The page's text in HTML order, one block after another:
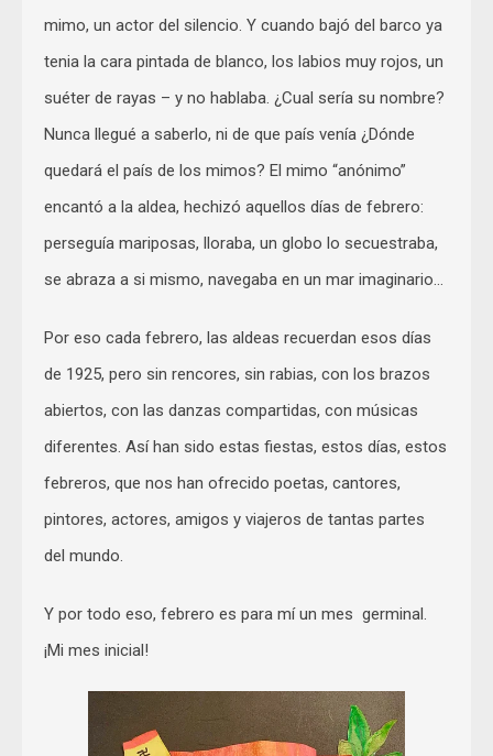
mimo, un actor del silencio. Y cuando bajó del barco ya
tenia la cara pintada de blanco, los labios muy rojos, un
suéter de rayas – y no hablaba. ¿Cual sería su nombre?
Nunca llegué a saberlo, ni de que país venía ¿Dónde
quedará el país de los mimos? El mimo “anónimo”
encantó a la aldea, hechizó aquellos días de febrero:
perseguía mariposas, lloraba, un globo lo secuestraba,
se abraza a si mismo, navegaba en un mar imaginario…
Por eso cada febrero, las aldeas recuerdan esos días
de 1925, pero sin rencores, sin rabias, con los brazos
abiertos, con las danzas compartidas, con músicas
diferentes. Así han sido estas fiestas, estos días, estos
febreros, que nos han ofrecido poetas, cantores,
pintores, actores, amigos y viajeros de tantas partes
del mundo.
Y por todo eso, febrero es para mí un mes germinal.
¡Mi mes inicial!